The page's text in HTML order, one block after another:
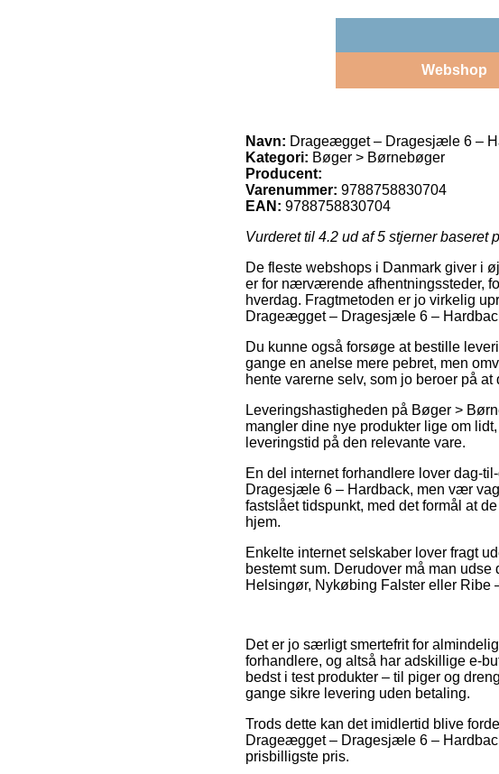
Webshop
Navn: Drageægget – Dragesjæle 6 –
Kategori: Bøger > Børnebøger
Producent:
Varenummer: 9788758830704
EAN: 9788758830704
Vurderet til 4.2 ud af 5 stjerner baseret
De fleste webshops i Danmark giver i
er for nærværende afhentningssteder,
hverdag. Fragtmetoden er jo virkelig
Drageægget – Dragesjæle 6 –
Du kunne også forsøge at bestille
gange en anelse mere pebret, men
hente varerne selv, som jo beroer på
Leveringshastigheden på Bøger >
mangler dine nye produkter lige om
leveringstid på den relevante vare.
En del internet forhandlere lover dag-
Dragesjæle 6 – Hardback, men vær
fastslået tidspunkt, med det formål at
hjem.
Enkelte internet selskaber lover fragt
bestemt sum. Derudover må man
Helsingør, Nykøbing Falster eller Ribe
Det er jo særligt smertefrit for
forhandlere, og altså har adskillige e-
bedst i test produkter – til piger og
gange sikre levering uden betaling.
Trods dette kan det imidlertid blive
Drageægget – Dragesjæle 6 –
prisbilligste pris.